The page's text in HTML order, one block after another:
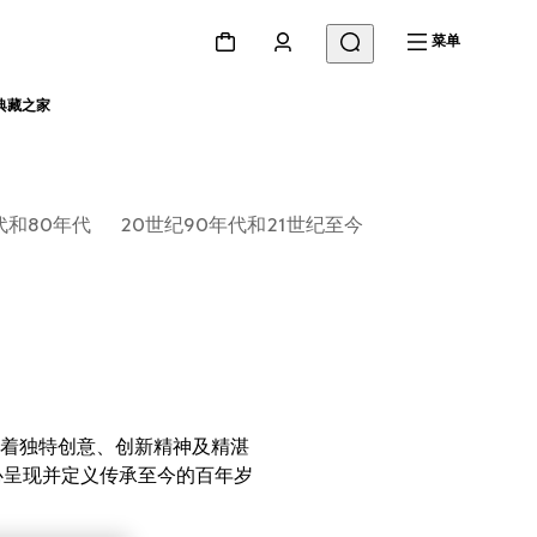
菜单
藏之家
和80年代 20世纪90年代和21世纪至今
独特创意、创新精神及精湛
现并定义传承至今的百年岁